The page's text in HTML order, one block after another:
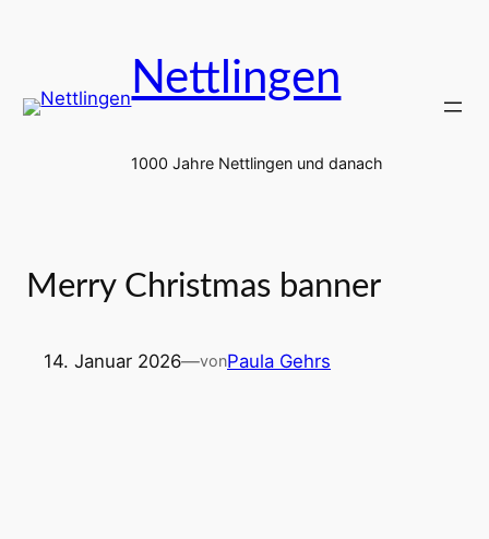
Nettlingen
1000 Jahre Nettlingen und danach
Merry Christmas banner
14. Januar 2026—vonPaula Gehrs